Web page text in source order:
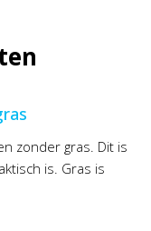
zonder gras. Dit is
is. Gras is